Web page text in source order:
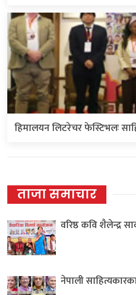
हिमालयन लिटरेचर फेस्टिभलः
ताजा समाचार
वरिष्ठ कवि शैलेन्द्र
नेपाली